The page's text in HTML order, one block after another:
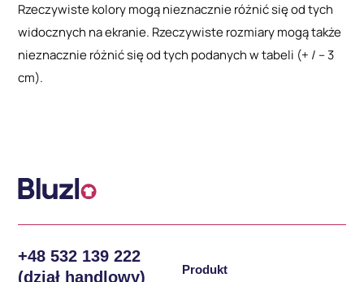
Rzeczywiste kolory mogą nieznacznie różnić się od tych
widocznych na ekranie. Rzeczywiste rozmiary mogą także
nieznacznie różnić się od tych podanych w tabeli (+ / – 3
cm).
+48 532 139 222
(dział handlowy)
Produkt